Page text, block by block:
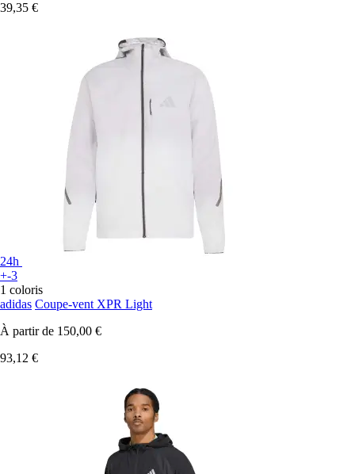
39,35 €
24h
+-3
1 coloris
adidas Coupe-vent XPR Light
À partir de 150,00 €
93,12 €